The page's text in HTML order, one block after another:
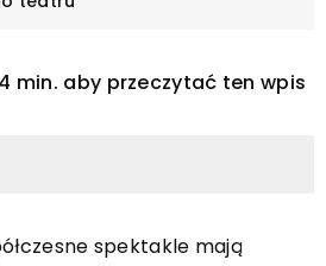
min. aby przeczytać ten wpis
spektakle mają